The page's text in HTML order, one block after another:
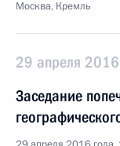
Москва, Кремль
29 апреля
Заседание